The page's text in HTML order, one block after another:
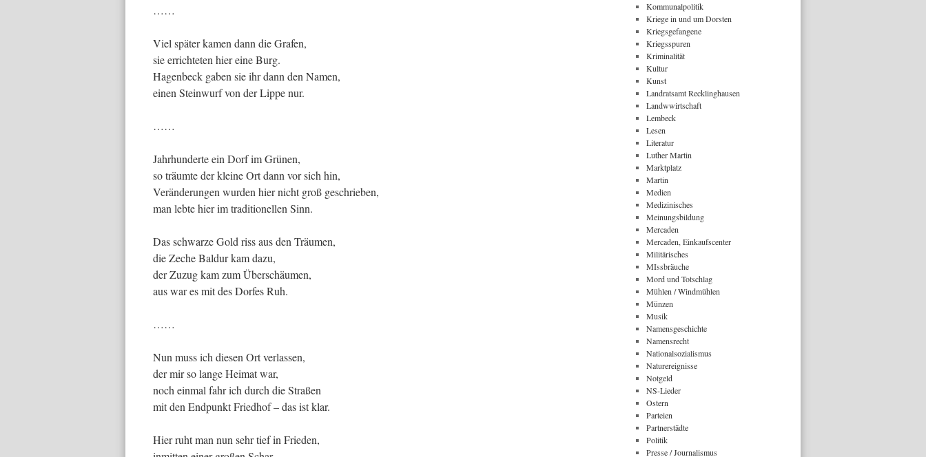
……
Viel später kamen dann die Grafen,
sie errichteten hier eine Burg.
Hagenbeck gaben sie ihr dann den Namen,
einen Steinwurf von der Lippe nur.
……
Jahrhunderte ein Dorf im Grünen,
so träumte der kleine Ort dann vor sich hin,
Veränderungen wurden hier nicht groß geschrieben,
man lebte hier im traditionellen Sinn.
Das schwarze Gold riss aus den Träumen,
die Zeche Baldur kam dazu,
der Zuzug kam zum Überschäumen,
aus war es mit des Dorfes Ruh.
……
Nun muss ich diesen Ort verlassen,
der mir so lange Heimat war,
noch einmal fahr ich durch die Straßen
mit den Endpunkt Friedhof – das ist klar.
Hier ruht man nun sehr tief in Frieden,
Kommunalpolitik
Kriege in und um Dorsten
Kriegsgefangene
Kriegsspuren
Kriminalität
Kultur
Kunst
Landratsamt Recklinghausen
Landwwirtschaft
Lembeck
Lesen
Literatur
Luther Martin
Marktplatz
Martin
Medien
Medizinisches
Meinungsbildung
Mercaden
Mercaden, Einkaufscenter
Militärisches
MIssbräuche
Mord und Totschlag
Mühlen / Windmühlen
Münzen
Musik
Namensgeschichte
Namensrecht
Nationalsozialismus
Naturereignisse
Notgeld
NS-Lieder
Ostern
Parteien
Partnerstädte
Politik
Presse / Journalismus